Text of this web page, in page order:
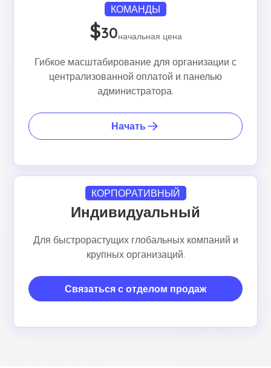
КОМАНДЫ
$30начальная цена
Гибкое масштабирование для организации с
централизованной оплатой и панелью
администратора.
Начать
КОРПОРАТИВНЫЙ
Индивидуальный
Для быстрорастущих глобальных компаний и
крупных организаций.
Связаться с отделом продаж